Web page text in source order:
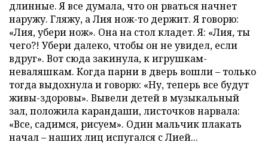
длинные. Я все думала, что он рваться начнет
наружу. Гляжу, а Лия нож-то держит. Я говорю:
«Лия, убери нож». Она на стол кладет. Я: «Лия, ты
чего?! Убери далеко, чтобы он не увидел, если
вдруг». Вот сюда закинула, к игрушкам-
неваляшкам. Когда парни в дверь вошли – только
тогда выдохнула и говорю: «Ну, теперь все будут
живы-здоровы». Вывели детей в музыкальный
зал, положила карандаши, листочков нарвала:
«Все, садимся, рисуем». Один мальчик плакать
начал – наших лиц испугался с Лией...